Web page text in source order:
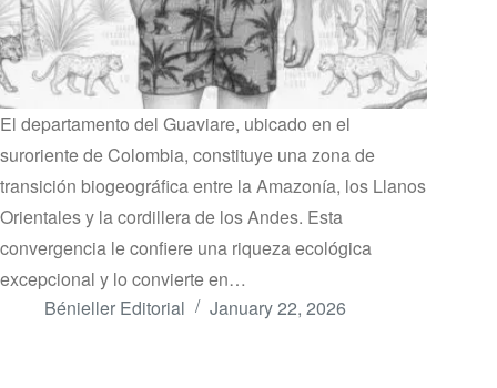
El departamento del Guaviare, ubicado en el
suroriente de Colombia, constituye una zona de
transición biogeográfica entre la Amazonía, los Llanos
Orientales y la cordillera de los Andes. Esta
convergencia le confiere una riqueza ecológica
excepcional y lo convierte en…
Bénieller Editorial
January 22, 2026